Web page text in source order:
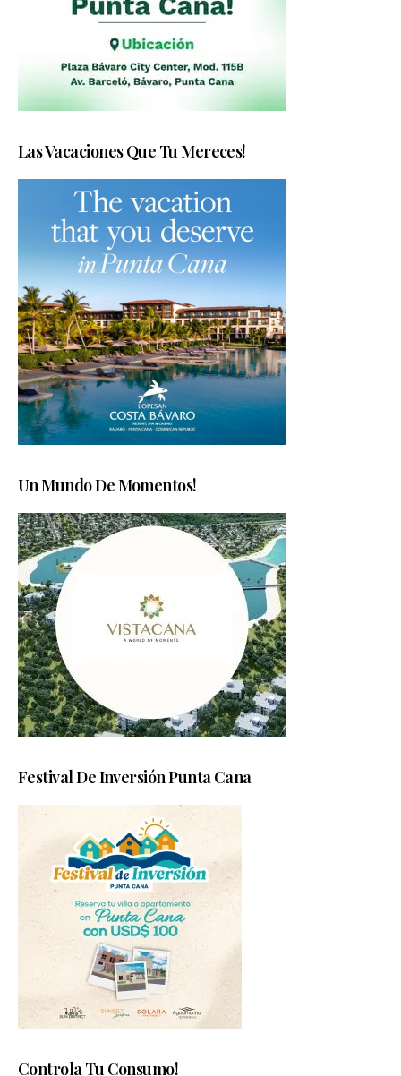
Las Vacaciones Que Tu Mereces!
Un Mundo De Momentos!
Festival De Inversión Punta Cana
Controla Tu Consumo!